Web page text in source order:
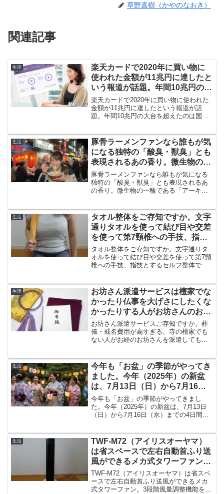
草野直樹（かやのなおき）
関連記事
生活
楽天カードで2020年に買い物に
使われた金額が11兆円に達したと
いう報道が話題。年間10兆円の大
台を超えたのは国内初です
楽天カードで2020年に買い物に使われた
金額が11兆円に達したという報道が話
題。年間10兆円の大台を超えたのは国内
出を控えた「巣ごもり需要」が利用を伸
ばしたとのこと。
生活
豚骨ラーメンファンなら誰もが気
になる独特の「酸臭・獣臭」とも
表現されるあの香り。微生物の一
種である「アーキア（古細菌）」
が関与
豚骨ラーメンファンなら誰もが気になる
独特の「酸臭・獣臭」とも表現されるあ
の香り。微生物の一種である「アーキア
明教授が、豚骨ラーメン特有の「あの香
り」の謎を科学的に解明したのです。
生活
タオル整体をご存知ですか。文字
通りタオルを使って結び目や交差
を使って第7頸椎への手技、指技
とするセルフ整体です
タオル整体をご存知ですか。文字通りタ
オルを使って結び目や交差を使って第7頸
椎への手技、指技とするセルフ整体で
藤光博著、永岡書店）などからご紹介し
ます。
生活
お坊さん派遣サービスは檀家でな
かったり仏事を大げさにしたくな
かったりする人がお坊さんのお
経、戒名などを買うサービス
お坊さん派遣サービスご存知ですか。葬
儀・戒名費用が高すぎる、寺の檀家でも
ない人がお経のお坊さんを派遣してもら
に金額を決め商品化し金儲けに走ってい
るとの批判もあります。
生活
今年も「お盆」の季節がやってき
ました。今年（2025年）の新盆
は、7月13日（日）から7月16日
（水）までの4日間です。
今年も「お盆」の季節がやってきまし
た。今年（2025年）の新盆は、7月13日
（日）から7月16日（水）までの4日間で
旧市街地など、一部の地域で行われてい
ます。
生活
TWF-M72（アイリスオーヤマ）
は省スペースで左右自動首ふり送
風ができるメカ式タワーファン。
3段階風量調整機能を搭載
TWF-M72（アイリスオーヤマ）は省スペ
ースで左右自動首ふり送風ができるメカ
式タワーファン。3段階風量調整機能を搭